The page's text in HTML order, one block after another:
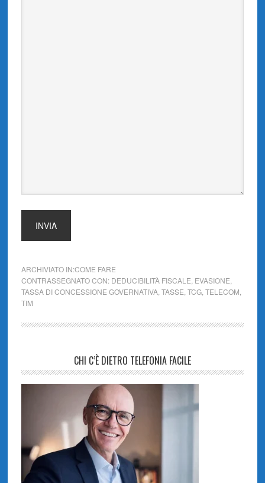
INVIA
ARCHIVIATO IN:COME FARE
CONTRASSEGNATO CON: DEDUCIBILITÀ FISCALE EVASIONE
TASSA DI CONCESSIONE GOVERNATIVA, TASSE TCG, TELECOM
TIM
CHI C’È DIETRO TELEFONIA FACILE